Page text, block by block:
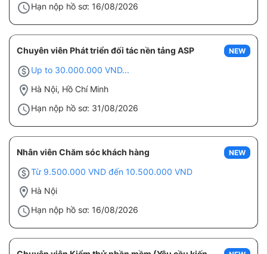
Hạn nộp hồ sơ: 16/08/2026
NEW
Chuyên viên Phát triển đối tác nền tảng ASP
Up to 30.000.000 VND...
Hà Nội, Hồ Chí Minh
Hạn nộp hồ sơ: 31/08/2026
NEW
Nhân viên Chăm sóc khách hàng
Từ 9.500.000 VND đến 10.500.000 VND
Hà Nội
Hạn nộp hồ sơ: 16/08/2026